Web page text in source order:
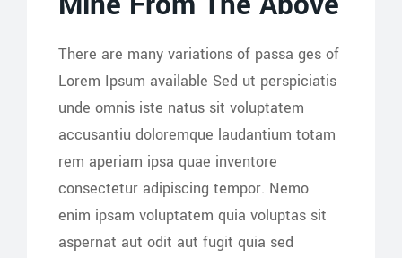
There are many variations of passa ges of
Lorem Ipsum available Sed ut perspiciatis
unde omnis iste natus sit voluptatem
accusantiu doloremque laudantium totam
rem aperiam ipsa quae inventore
consectetur adipiscing tempor. Nemo
enim ipsam voluptatem quia voluptas sit
aspernat aut odit aut fugit quia sed